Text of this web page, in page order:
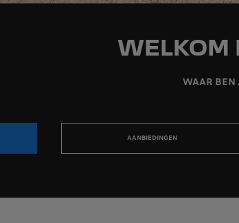
WELKOM
WAAR BEN
AANBIEDINGEN